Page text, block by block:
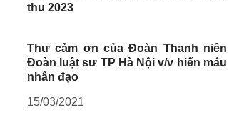
thu 2023
Thư cảm ơn của Đoàn Thanh niên
Đoàn luật sư TP Hà Nội v/v hiến máu
nhân đạo
15/03/2021